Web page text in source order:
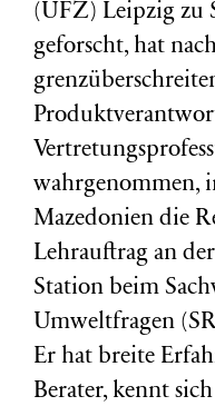
(UFZ) Leipzig zu
geforscht, hat
wahrgenommen,
Mazedonien die
Lehrauftrag an
Station beim
Umweltfragen (
Er hat breite
Berater, kennt